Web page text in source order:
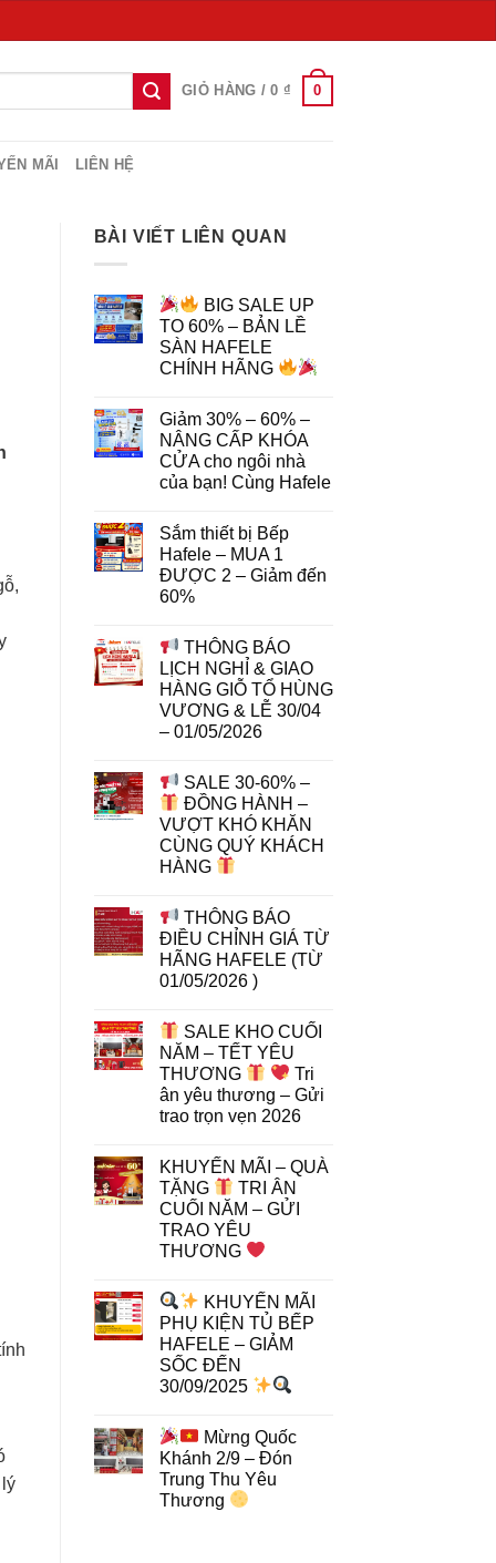
GIỎ HÀNG /0 ₫ 0
MÃI LIÊN HỆ
BÀI VIẾT LIÊN QUAN
BIG SALE UP
TO 60% – BẢN LỀ
SÀN HAFELE
CHÍNH HÃNG
Giảm 30% – 60% –
NÂNG CẤP KHÓA
CỬA cho ngôi nhà
của bạn! Cùng Hafele
Sắm thiết bị Bếp
Hafele – MUA 1
ĐƯỢC 2 – Giảm đến
60%
THÔNG BÁO
LỊCH NGHỈ & GIAO
HÀNG GIỖ TỔ HÙNG
VƯƠNG & LỄ 30/04
– 01/05/2026
SALE 30-60% –
ĐỒNG HÀNH –
VƯỢT KHÓ KHĂN
CÙNG QUÝ KHÁCH
HÀNG
THÔNG BÁO
ĐIỀU CHỈNH GIÁ TỪ
HÃNG HAFELE (TỪ
01/05/2026 )
SALE KHO CUỐI
NĂM – TẾT YÊU
THƯƠNG
Tri
ân yêu thương – Gửi
trao trọn vẹn 2026
KHUYẾN MÃI – QUÀ
TẶNG
TRI ÂN
CUỐI NĂM – GỬI
TRAO YÊU
THƯƠNG
KHUYẾN MÃI
PHỤ KIỆN TỦ BẾP
HAFELE – GIẢM
SỐC ĐẾN
30/09/2025
Mừng Quốc
Khánh 2/9 – Đón
Trung Thu Yêu
Thương